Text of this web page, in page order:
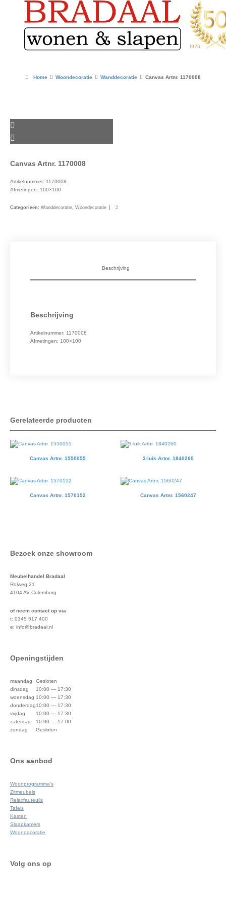
Home Woondecoratie Wanddecoratie Canvas Artnr. 1170008
Canvas Artnr. 1170008
Artikelnummer: 1170008
Afmetingen: 100×100
Categorieën: Wanddecoratie, Woondecoratie
Beschrijving
Beschrijving
Artikelnummer: 1170008
Afmetingen: 100×100
Gerelateerde producten
Canvas Artnr. 1550055 3-luik Artnr. 1840260
Canvas Artnr. 1570152 Canvas Artnr. 1560247
Bezoek onze showroom
Meubelhandel Bradaal
Rolweg 21
4104 AV Culemborg
of neem contact op via
t: 0345 517 400
e: info@bradaal.nl
Openingstijden
maandag
Gesloten
dinsdag
10:00 — 17:30
woensdag 10:00 — 17:30
donderdag10:00 — 17:30
vrijdag
10:00 — 17:30
zaterdag
10:00 — 17:00
zondag
Gesloten
Ons aanbod
Woonprogramma’s
Zitmeubels
Relaxfauteuils
Tafels
Kasten
Slaapkamers
Woondecoratie
Volg ons op